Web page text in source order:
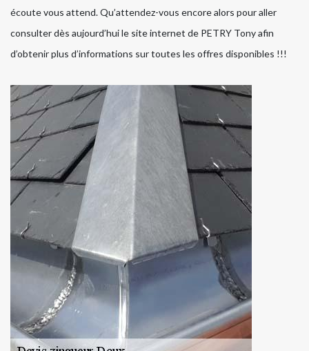
écoute vous attend. Qu’attendez-vous encore alors pour aller
consulter dès aujourd’hui le site internet de PETRY Tony afin
d’obtenir plus d’informations sur toutes les offres disponibles !!!